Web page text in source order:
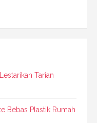
Tarian
Bebas Plastik Rumah